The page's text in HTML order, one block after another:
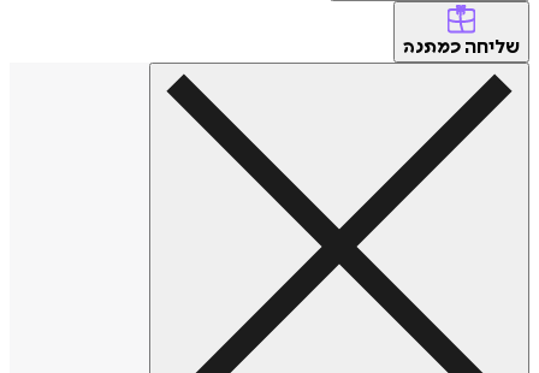
שליחה כמתנה